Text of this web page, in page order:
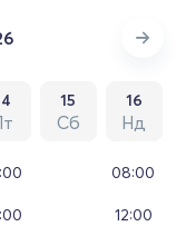
15
Сб
16
Нд
08:00
12:00